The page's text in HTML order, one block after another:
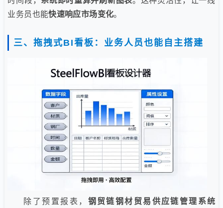
业务员也能快速响应市场变化。
三、拖拽式BI看板：业务人员也能自主搭建
除了预置报表， 钢贸链钢材贸易供应链管理系统